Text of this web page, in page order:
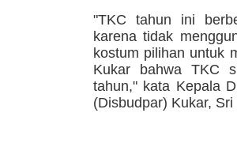
"TKC tahun ini
karena tidak
kostum pilihan untuk
Kukar bahwa TKC
tahun," kata Kepala
(Disbudpar) Kukar, Sri